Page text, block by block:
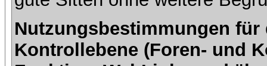
Nutzungsbestimmungen
Kontrollebene (Foren- und